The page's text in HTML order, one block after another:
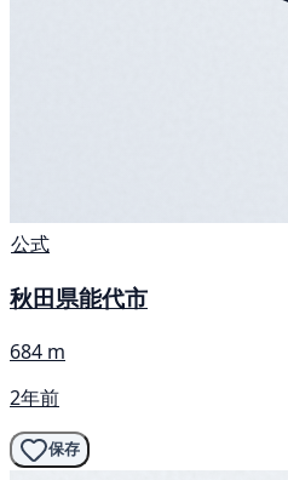
公式
秋田県能代市
684 m
2年前
保存